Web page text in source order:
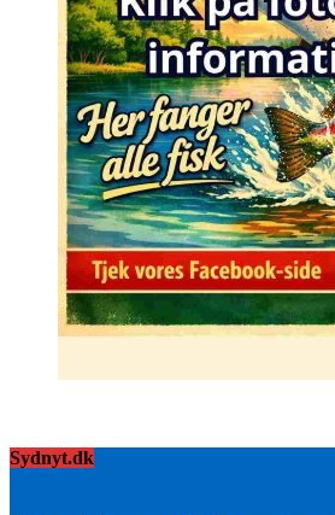
Sydnyt.dk